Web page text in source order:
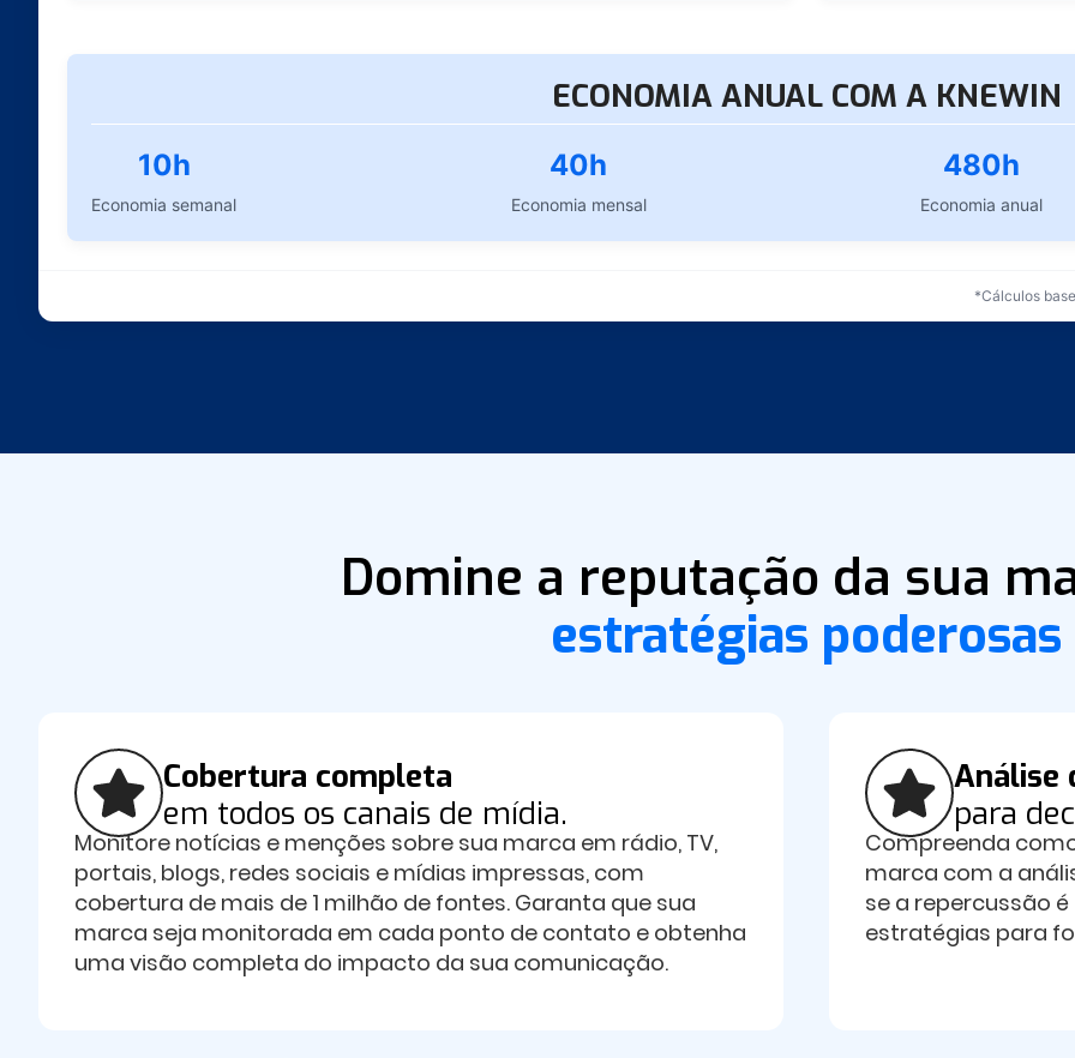
ECONOMIA ANUAL COM A KNEWIN
10h
Economia semanal
40h
Economia mensal
480h
Economia anual
*Cálculos
Domine a reputação da sua
estratégias poderosas
Cobertura completa
em todos os canais de mídia.
Monitore notícias e menções sobre sua marca em rádio, TV,
portais, blogs, redes sociais e mídias impressas, com
cobertura de mais de 1 milhão de fontes. Garanta que sua
marca seja monitorada em cada ponto de contato e obtenha
uma visão completa do impacto da sua comunicação.
Análise
para
Compreenda
marca com a
se a repercussão
estratégias para